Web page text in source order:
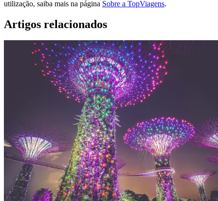
utilização, saiba mais na página Sobre a TopViagens.
Artigos relacionados